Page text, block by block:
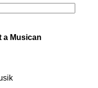
a Musican